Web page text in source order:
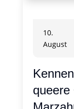
10.
August
queere